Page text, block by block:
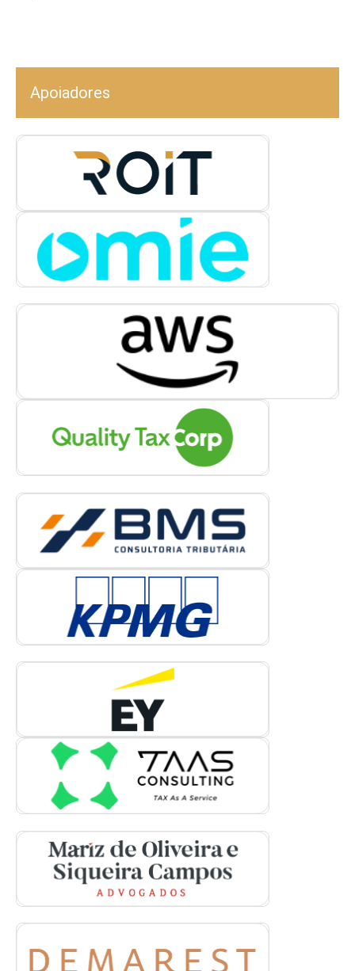
Apoiadores